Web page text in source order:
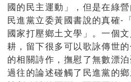
國的民主運動」，但是在綠
民進黨立委黃國書說的真確-
國家打壓鄉土文學」。一個
耕，留下很多可以歌詠傳世
的相關詩作，撫慰了無數漂泊
過往的論述碰觸了民進黨的